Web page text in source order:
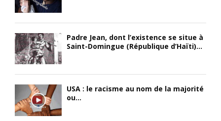
Padre Jean, dont l’existence se situe à
Saint-Domingue (République d’Haïti)...
USA : le racisme au nom de la majorité
ou...